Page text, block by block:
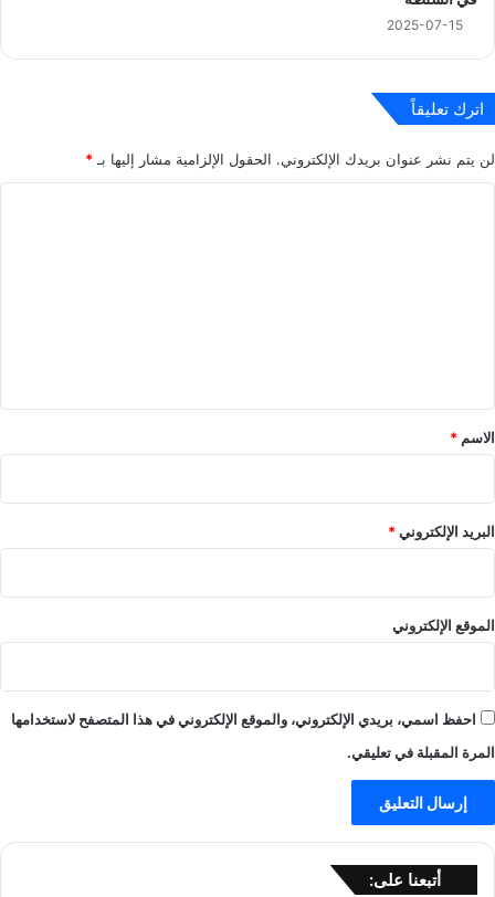
2025-07-15
اترك تعليقاً
لن يتم نشر عنوان بريدك الإلكتروني. الحقول الإلزامية مشار إليها بـ *
*
الاسم *
البريد الإلكتروني*
الموقع الإلكتروني
احفظ اسمي، بريدي الإلكتروني، والموقع الإلكتروني في هذا المتصفح لاستخدامها
المرة المقبلة في تعليقي.
أتبعنا على: